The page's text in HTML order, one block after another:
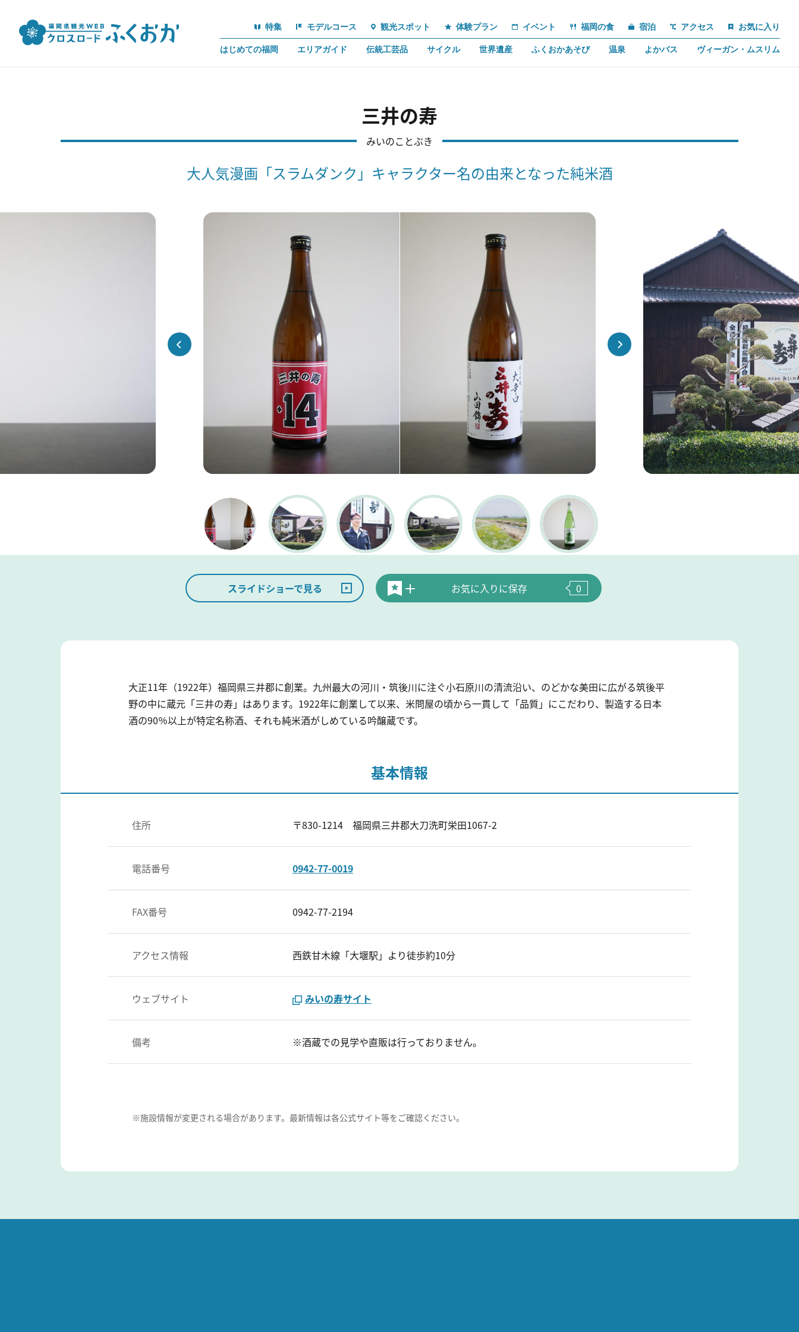
特集 モデルコース 観光スポット 体験プラン イベント 福岡の食 宿泊 アクセス お気に入り
はじめての福岡 エリアガイド 伝統工芸品 サイクル 世界遺産 ふくおかあそび 温泉 よかバス ヴィーガン・ムスリム
三井の寿
みいのことぶき
大人気漫画「スラムダンク」キャラクター名の由来となった純米酒
スライドショーで見る お気に入りに保存 0
大正11年（1922年）福岡県三井郡に創業。九州最大の河川・筑後川に注ぐ小石原川の清流沿い、のどかな美田に広がる筑後平
野の中に蔵元「三井の寿」はあります。1922年に創業して以来、米問屋の頃から一貫して「品質」にこだわり、製造する日本
酒の90％以上が特定名称酒、それも純米酒がしめている吟醸蔵です。
基本情報
住所 〒830-1214 福岡県三井郡大刀洗町栄田1067-2
電話番号 0942-77-0019
FAX番号 0942-77-2194
アクセス情報 西鉄甘木線「大堰駅」より徒歩約10分
ウェブサイト みいの寿サイト
備考 ※酒蔵での見学や直販は行っておりません。
※施設情報が変更される場合があります。最新情報は各公式サイト等をご確認ください。